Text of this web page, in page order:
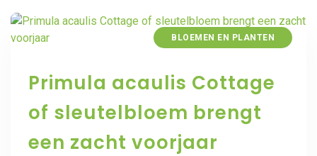
BLOEMEN EN PLANTEN
Primula acaulis Cottage
of sleutelbloem brengt
een zacht voorjaar